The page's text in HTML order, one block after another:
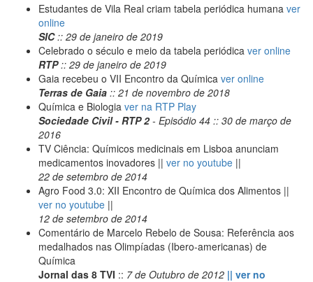
Estudantes de Vila Real criam tabela periódica humana ver
online
SIC:: 29 de janeiro de 2019
Celebrado o século e meio da tabela periódica ver online
RTP:: 29 de janeiro de 2019
Gaia recebeu o VII Encontro da Química ver online
Terras de Gaia :: 21 de novembro de 2018
Química e Biologia ver na RTP Play
Sociedade Civil - RTP 2- Episódio 44 :: 30 de março de
2016
TV Ciência: Químicos medicinais em Lisboa anunciam
medicamentos inovadores || ver no youtube ||
22 de setembro de 2014
Agro Food 3.0: XII Encontro de Química dos Alimentos ||
ver no youtube ||
12 de setembro de 2014
Comentário de Marcelo Rebelo de Sousa: Referência aos
medalhados nas Olimpíadas (Ibero-americanas) de
Química
Jornal das 8 TVI :: 7 de Outubro de 2012 || ver no